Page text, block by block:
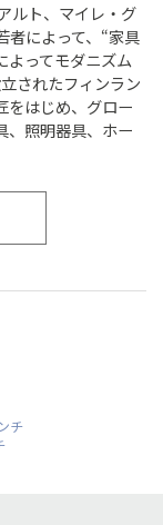
ルト、マイレ・グ
者によって、“家具
よってモダニズム
されたフィンラン
をはじめ、グロー
、照明器具、ホー
チ